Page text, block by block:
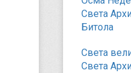
Света
Битола
Света
Света